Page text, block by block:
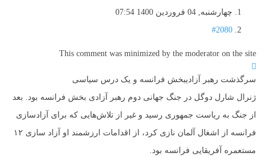
چهارشنبه, 04 فروردين 1400 07:54
#2080
This comment was minimized by the moderator on the site
سرگذشت رهبر آزادیبخش فرانسه و یک درس سیاسی
ژنرال شارل دوگل در جنگ جهانی دوم رهبر آزادی بخش فرانسه بود. بعد
از جنگ به ریاست جمهوری رسید و غیر از تلاش‌هایی که برای آزادسازی
فرانسه از اشغال آلمان نازی کرد، از اقدامات ارزشمند او آزاد سازی ۱۲
مستعمره آفریقایی فرانسه بود.